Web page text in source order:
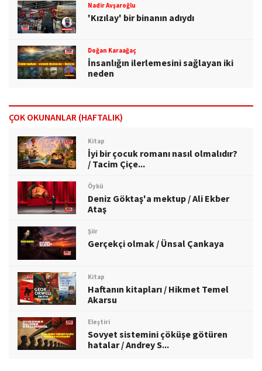
Nadir Avşaroğlu
'Kızılay' bir binanın adıydı
Doğan Karaağaç
İnsanlığın ilerlemesini sağlayan iki
neden
ÇOK OKUNANLAR (HAFTALIK)
Kitap
İyi bir çocuk romanı nasıl olmalıdır?
/ Tacim Çiçe...
Öykü
Deniz Göktaş'a mektup / Ali Ekber
Ataş
Şiir
Gerçekçi olmak / Ünsal Çankaya
Kitap
Haftanın kitapları / Hikmet Temel
Akarsu
Eleştiri
Sovyet sistemini çöküşe götüren
hatalar / Andrey S...